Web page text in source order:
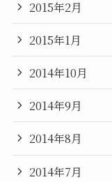
2015年2月
2015年1月
2014年10月
2014年9月
2014年8月
2014年7月